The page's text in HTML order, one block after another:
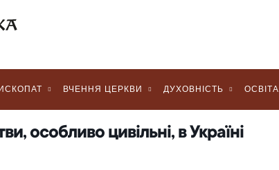
ВЧЕННЯ ЦЕРКВИ ДУХОВНІСТЬ ОСВІТА
особливо цивільні, в Україні